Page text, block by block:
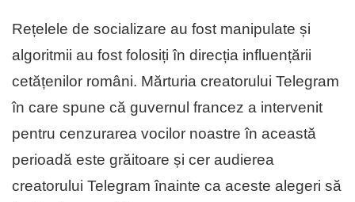
Rețelele de socializare au fost manipulate și
algoritmii au fost folosiți în direcția influențării
cetățenilor români. Mărturia creatorului Telegram
în care spune că guvernul francez a intervenit
pentru cenzurarea vocilor noastre în această
perioadă este grăitoare și cer audierea
creatorului Telegram înainte ca aceste alegeri să